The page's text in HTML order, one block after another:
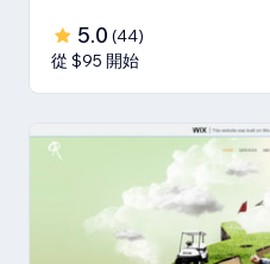
5.0 (44)
從 $95 開始